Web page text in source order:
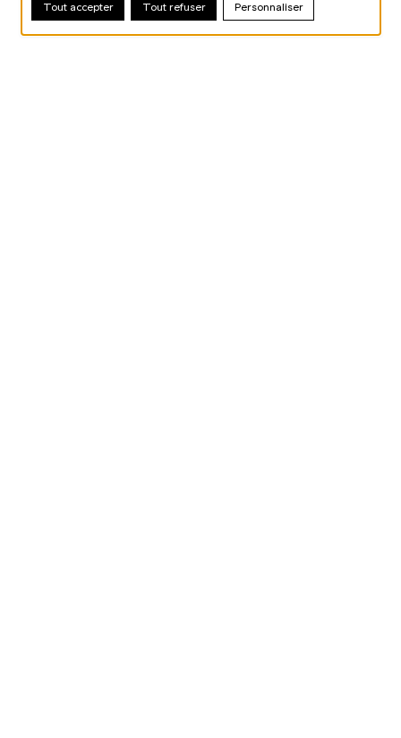
Tout accepter Tout refuser Personnaliser